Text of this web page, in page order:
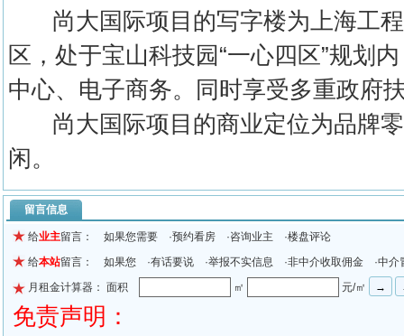
尚大国际项目的写字楼为上海工程
区，处于宝山科技园“一心四区”规划
中心、电子商务。同时享受多重政府
尚大国际项目的商业定位为品牌零
闲。
留言信息
给业主留言： 如果您需要 ·预约看房 ·咨询业主 ·楼盘评论
给本站留言： 如果您 ·有话要说 ·举报不实信息 ·非中介收取佣金 ·中介
月租金计算器： 面积
㎡ 元/㎡
免责声明：